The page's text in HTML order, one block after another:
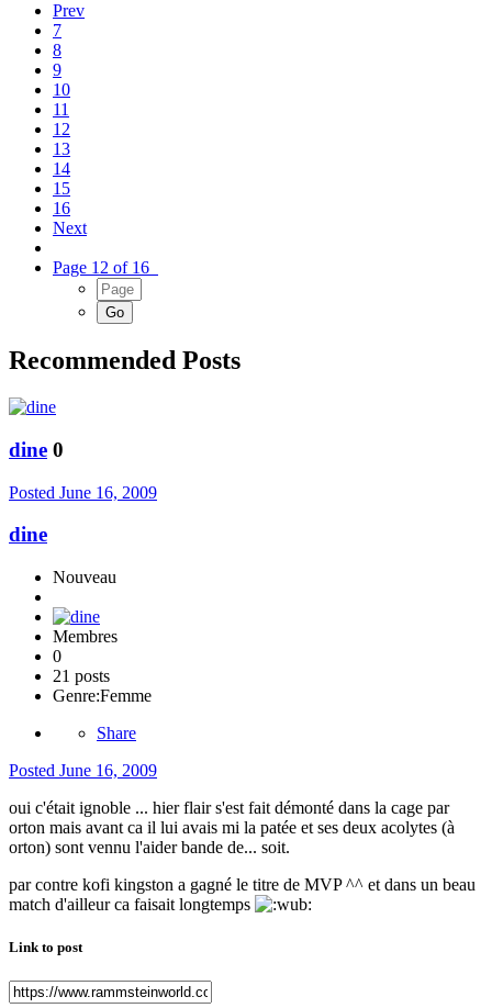
Prev
7
8
9
10
11
12
13
14
15
16
Next
Page 12 of 16
Recommended Posts
dine 0
Posted June 16, 2009
dine
Nouveau
Membres
0
21 posts
Genre:Femme
Share
Posted June 16, 2009
oui c'était ignoble ... hier flair s'est fait démonté dans la cage par
orton mais avant ca il lui avais mi la patée et ses deux acolytes (à
orton) sont vennu l'aider bande de... soit.
par contre kofi kingston a gagné le titre de MVP ^^ et dans un beau
match d'ailleur ca faisait longtemps
Link to post